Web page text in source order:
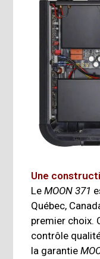
Une
LeMOON 371
Québec,
premier choix.
contrôle
la garantie